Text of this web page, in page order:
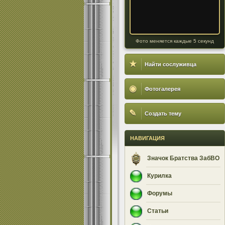
Фото меняется каждые 5 секунд
★ Найти сослуживца
◉ Фотогалерея
✎ Создать тему
НАВИГАЦИЯ
Значок Братства ЗабВО
Курилка
Форумы
Статьи